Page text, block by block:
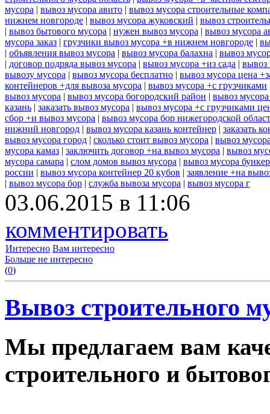
мусора | вывоз мусора авито | вывоз мусора строительные
нижнем новгороде | вывоз мусора жуковский | вывоз
| вывоз бытового мусора | нужен вывоз мусора | вывоз мусора
мусора заказ | грузчики вывоз мусора +в нижнем новгороде |
| объявления вывоз мусора | вывоз мусора балахна | вывоз
| договор подряда вывоз мусора | вывоз мусора +из сада | вывоз
вывозу мусора | вывоз мусора бесплатно | вывоз мусора цена
контейнеров +для вывоза мусора | вывоз мусора +с грузчиками
вывоз мусора | вывоз мусора богородский район | вывоз
казань | заказать вывоз мусора | вывоз мусора +с грузчиками
сбор +и вывоз мусора | вывоз мусора бор нижегородской
нижний новгород | вывоз мусора казань контейнер | заказать
вывоз мусора город | сколько стоит вывоз мусора | вывоз
мусора камаз | заключить договор +на вывоз мусора | вывоз
мусора самара | слом домов вывоз мусора | вывоз мусора
россии | вывоз мусора контейнер 20 кубов | заявление +на
| вывоз мусора бор | служба вывоза мусора | вывоз мусора г
03.06.2015 в 11:06
комментировать
Интересно Вам интересно
Больше не интересно
(0)
Вывоз строительного
Мы предлагаем вам
строительного и